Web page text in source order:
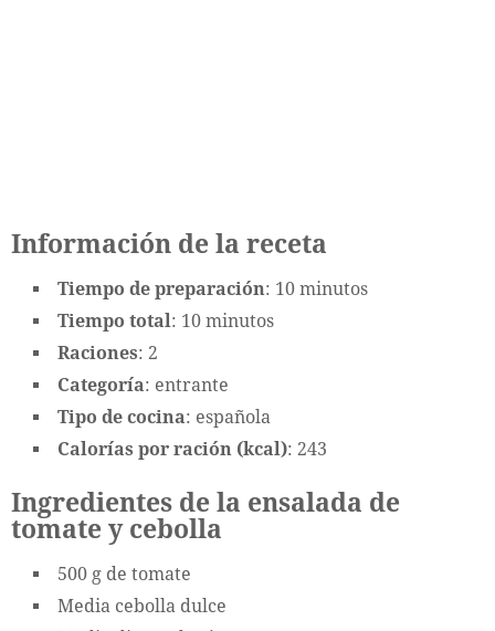
Información de la receta
Tiempo de preparación: 10 minutos
Tiempo total: 10 minutos
Raciones: 2
Categoría: entrante
Tipo de cocina: española
Calorías por ración (kcal): 243
Ingredientes de la ensalada de
tomate y cebolla
500 g de tomate
Media cebolla dulce